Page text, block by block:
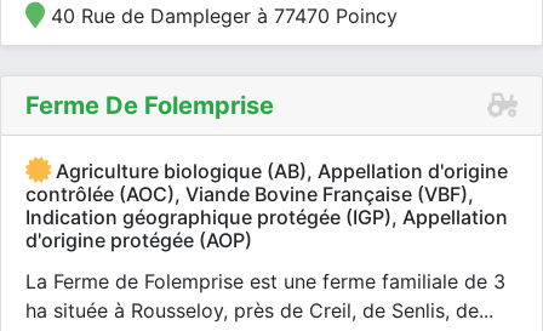
40 Rue de Dampleger à 77470 Poincy
Ferme De Folemprise
Agriculture biologique (AB), Appellation d'origine
contrôlée (AOC), Viande Bovine Française (VBF),
Indication géographique protégée (IGP), Appellation
d'origine protégée (AOP)
La Ferme de Folemprise est une ferme familiale de 3
ha située à Rousseloy, près de Creil, de Senlis, de...